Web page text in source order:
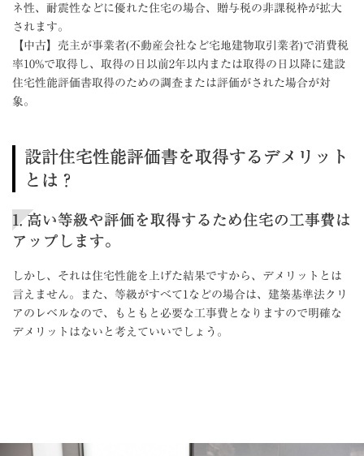
ネ性、耐震性などに優れた住宅の場合、贈与税の非課税枠が拡大
されます。
【中古】売主が事業者(不動産会社など宅地建物取引業者)で消費税
率10%で取得し、取得の日以前2年以内または取得の日以降に建設
住宅性能評価書取得のための調査または評価がされた場合が対
象。
設計住宅性能評価書を取得するデメリット
とは？
1. 高い等級や評価を取得するため住宅の工事費は
アップします。
しかし、それは住宅性能を上げた結果ですから、デメリットとは
言えません。また、等級がすべて1などの場合は、建築基準法クリ
アのレベルなので、もともと必要な工事費となりますので明確な
デメリットはないと考えていいでしょう。